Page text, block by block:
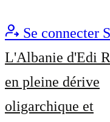
Se connecter
L'Albanie d'Edi
en pleine dérive
oligarchique et